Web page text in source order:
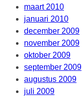
maart 2010
januari 2010
december 2009
november 2009
oktober 2009
september 2009
augustus 2009
juli 2009